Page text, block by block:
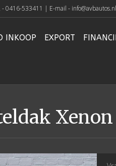
0416-533411 | E-mail - info@avbautos.nl
INKOOP EXPORT
Xenon